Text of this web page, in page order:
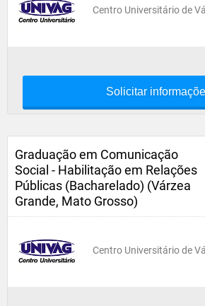
Centro Universitário de
Solicitar
Graduação em Comunicação
Social - Habilitação em Relações
Públicas (Bacharelado) (Várzea
Grande, Mato Grosso)
Centro Universitário de